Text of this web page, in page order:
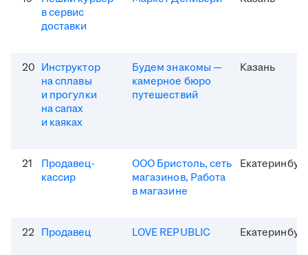
в сервис
доставки
20 Инструктор
на сплавы
и прогулки
на сапах
и каяках
Будем знакомы —
камерное бюро
путешествий
Казань
21
Продавец-
кассир
ООО Бристоль, сеть
магазинов, Работа
в магазине
22 Продавец LOVE REPUBLIC